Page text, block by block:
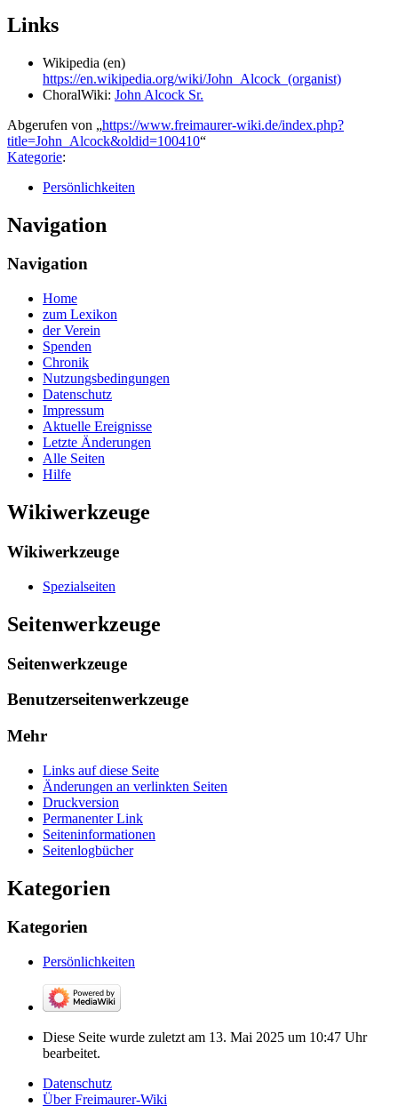
Links
Wikipedia (en)
https://en.wikipedia.org/wiki/John_Alcock_(organist)
ChoralWiki: John Alcock Sr.
Abgerufen von „https://www.freimaurer-wiki.de/index.php?
title=John_Alcock&oldid=100410“
Kategorie:
Persönlichkeiten
Navigation
Navigation
Home
zum Lexikon
der Verein
Spenden
Chronik
Nutzungsbedingungen
Datenschutz
Impressum
Aktuelle Ereignisse
Letzte Änderungen
Alle Seiten
Hilfe
Wikiwerkzeuge
Wikiwerkzeuge
Spezialseiten
Seitenwerkzeuge
Seitenwerkzeuge
Benutzerseitenwerkzeuge
Mehr
Links auf diese Seite
Änderungen an verlinkten Seiten
Druckversion
Permanenter Link
Seiten­­informationen
Seitenlogbücher
Kategorien
Kategorien
Persönlichkeiten
Diese Seite wurde zuletzt am 13. Mai 2025 um 10:47 Uhr
bearbeitet.
Datenschutz
Über Freimaurer-Wiki